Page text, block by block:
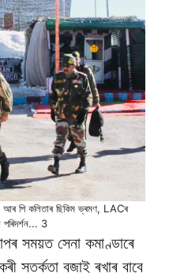
আৰ পি কলিতাৰ ছিকিম ভ্ৰমণ, LACৰ
পৰিদৰ্শন... 3
সময়ত সেনা কমাণ্ডাৰে
সতৰ্কতা বজাই ৰখাৰ বাবে